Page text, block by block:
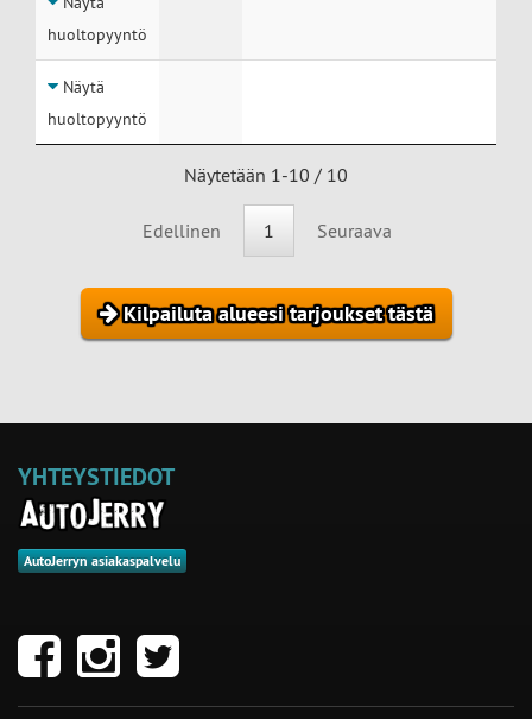
huoltopyyntö
Näytä
huoltopyyntö
Näytetään 1-10 / 10
Edellinen 1 Seuraava
Kilpailuta alueesi tarjoukset tästä
YHTEYSTIEDOT
AutoJerryn asiakaspalvelu